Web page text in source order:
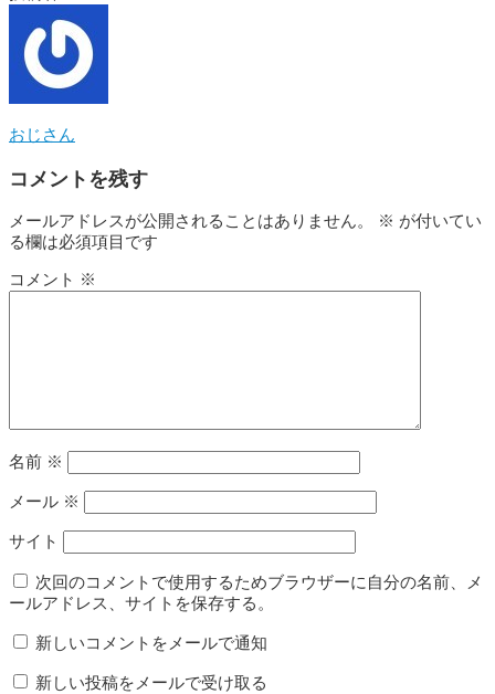
おじさん
コメントを残す
メールアドレスが公開されることはありません。 ※ が付いてい
る欄は必須項目です
コメント ※
名前 ※
メール ※
サイト
次回のコメントで使用するためブラウザーに自分の名前、メ
ールアドレス、サイトを保存する。
新しいコメントをメールで通知
新しい投稿をメールで受け取る